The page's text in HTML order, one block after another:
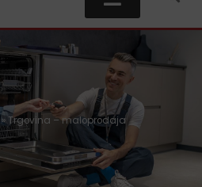
»Trgovina – maloprodaja